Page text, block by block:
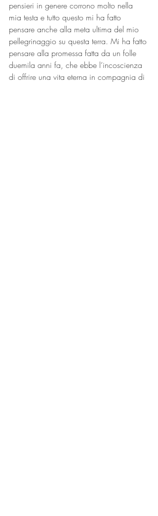
pensieri in genere corrono molto nella
mia testa e tutto questo mi ha fatto
pensare anche alla meta ultima del mio
pellegrinaggio su questa terra. Mi ha fatto
pensare alla promessa fatta da un folle
duemila anni fa, che ebbe l’incoscienza
di offrire una vita eterna in compagnia di